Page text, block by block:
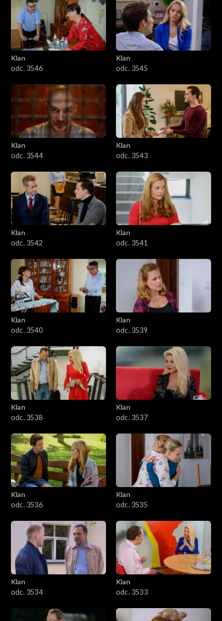
Klan
odc. 3546
Klan
odc. 3545
Klan
odc. 3544
Klan
odc. 3543
Klan
odc. 3542
Klan
odc. 3541
Klan
odc. 3540
Klan
odc. 3539
Klan
odc. 3538
Klan
odc. 3537
Klan
odc. 3536
Klan
odc. 3535
Klan
odc. 3534
Klan
odc. 3533